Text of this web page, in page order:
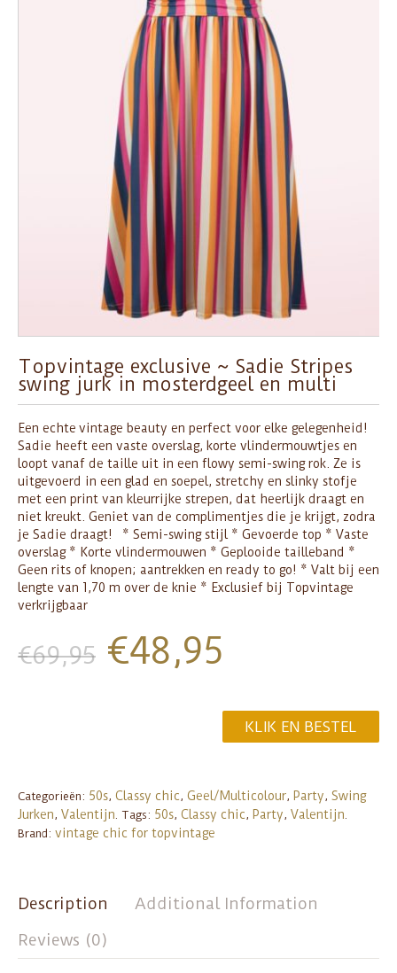
Topvintage exclusive ~ Sadie Stripes
swing jurk in mosterdgeel en multi
Een echte vintage beauty en perfect voor elke gelegenheid!
Sadie heeft een vaste overslag, korte vlindermouwtjes en
loopt vanaf de taille uit in een flowy semi-swing rok. Ze is
uitgevoerd in een glad en soepel, stretchy en slinky stofje
met een print van kleurrijke strepen, dat heerlijk draagt en
niet kreukt. Geniet van de complimentjes die je krijgt, zodra
je Sadie draagt! * Semi-swing stijl * Gevoerde top * Vaste
overslag * Korte vlindermouwen * Geplooide tailleband *
Geen rits of knopen; aantrekken en ready to go! * Valt bij een
lengte van 1,70 m over de knie * Exclusief bij Topvintage
verkrijgbaar
€69,95 €48,95
KLIK EN BESTEL
Categorieën: 50s, Classy chic, Geel/Multicolour, Party, Swing
Jurken, Valentijn. Tags: 50s, Classy chic, Party, Valentijn.
Brand: vintage chic for topvintage
Description
Additional Information
Reviews (0)